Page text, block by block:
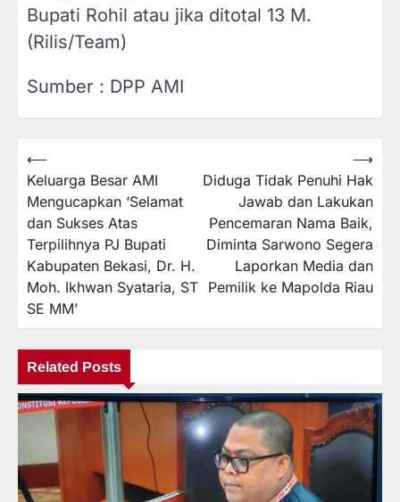
Bupati Rohil atau jika ditotal 13 M.
(Rilis/Team)
Sumber : DPP AMI
Navigasi
pos
⟵
Keluarga Besar AMI
Mengucapkan ‘Selamat
dan Sukses Atas
Terpilihnya PJ Bupati
Kabupaten Bekasi, Dr. H.
Moh. Ikhwan Syataria, ST
SE MM’
Diduga Tidak Penuhi Hak
Jawab dan Lakukan
Pencemaran Nama Baik,
Diminta Sarwono Segera
Laporkan Media dan
Pemilik ke Mapolda Riau
⟶
Related Posts